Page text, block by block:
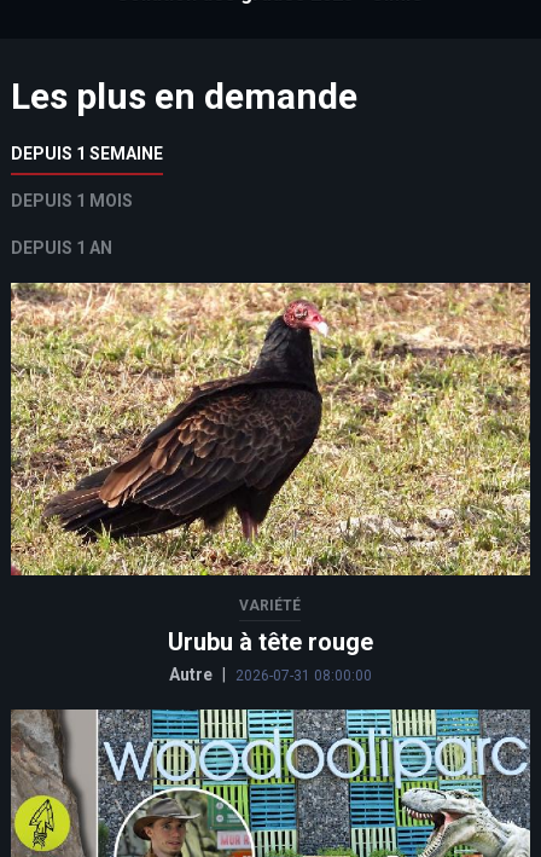
Les plus en demande
DEPUIS 1 SEMAINE
DEPUIS 1 MOIS
DEPUIS 1 AN
VARIÉTÉ
Urubu à tête rouge
Autre 2026-07-31 08:00:00